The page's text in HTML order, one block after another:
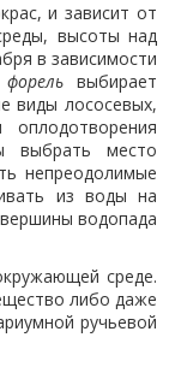
и зависит от
высоты над
в зависимости
форельвыбирает
виды лососевых,
выбрать место
непреодолимые
из воды на
водопада
среде.
либо даже
ручьевой